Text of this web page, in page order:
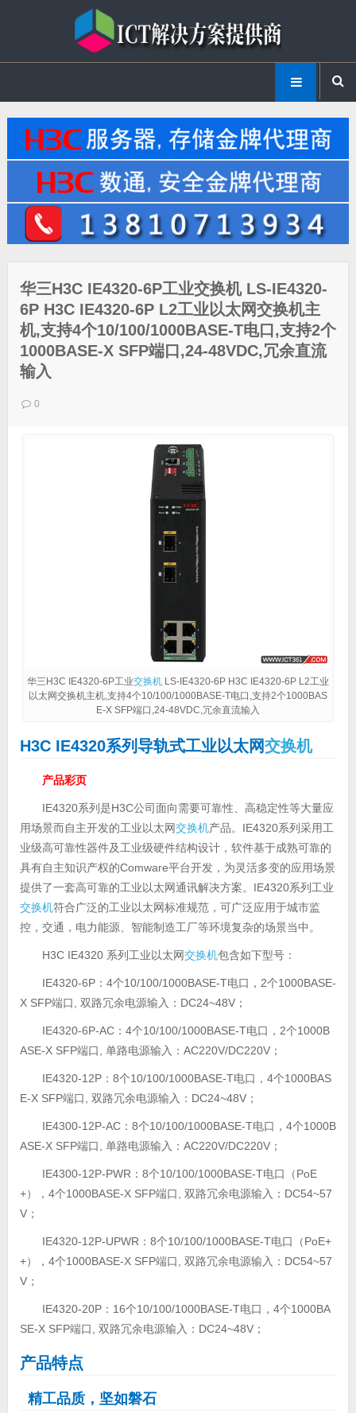
华三H3C IE4320-6P工业交换机 LS-IE4320-
6P H3C IE4320-6P L2工业以太网交换机主
机,支持4个10/100/1000BASE-T电口,支持2个
1000BASE-X SFP端口,24-48VDC,冗余直流
输入
0
华三H3C IE4320-6P工业交换机LS-IE4320-6P H3C IE4320-6P L2工业
以太网交换机主机,支持4个10/100/1000BASE-T电口,支持2个1000BAS
E-X SFP端口,24-48VDC,冗余直流输入
H3C IE4320系列导轨式工业以太网交换机
产品彩页
IE4320系列是H3C公司面向需要可靠性、高稳定性等大量应
用场景而自主开发的工业以太网交换机产品。IE4320系列采用工
业级高可靠性器件及工业级硬件结构设计，软件基于成熟可靠的
具有自主知识产权的Comware平台开发，为灵活多变的应用场景
提供了一套高可靠的工业以太网通讯解决方案。IE4320系列工业
交换机符合广泛的工业以太网标准规范，可广泛应用于城市监
控，交通，电力能源、智能制造工厂等环境复杂的场景当中。
H3C IE4320 系列工业以太网交换机包含如下型号：
IE4320-6P：4个10/100/1000BASE-T电口，2个1000BASE-
X SFP端口, 双路冗余电源输入：DC24~48V；
IE4320-6P-AC：4个10/100/1000BASE-T电口，2个1000B
ASE-X SFP端口, 单路电源输入：AC220V/DC220V；
IE4320-12P：8个10/100/1000BASE-T电口，4个1000BAS
E-X SFP端口, 双路冗余电源输入：DC24~48V；
IE4300-12P-AC：8个10/100/1000BASE-T电口，4个1000B
ASE-X SFP端口, 单路电源输入：AC220V/DC220V；
IE4300-12P-PWR：8个10/100/1000BASE-T电口（PoE
+），4个1000BASE-X SFP端口, 双路冗余电源输入：DC54~57
V；
IE4320-12P-UPWR：8个10/100/1000BASE-T电口（PoE+
+），4个1000BASE-X SFP端口, 双路冗余电源输入：DC54~57
V；
IE4320-20P：16个10/100/1000BASE-T电口，4个1000BA
SE-X SFP端口, 双路冗余电源输入：DC24~48V；
产品特点
精工品质，坚如磐石